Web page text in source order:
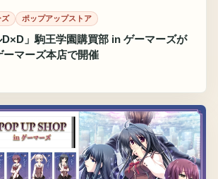
ズ ポップアップストア
D×D」駒王学園購買部 in ゲーマーズが
マーズ本店で開催